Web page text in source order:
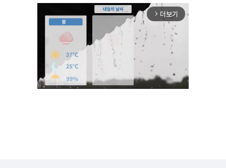
arrow_forward_ios 더보기